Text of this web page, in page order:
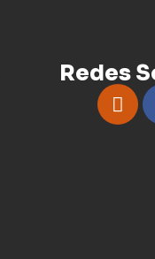
Redes